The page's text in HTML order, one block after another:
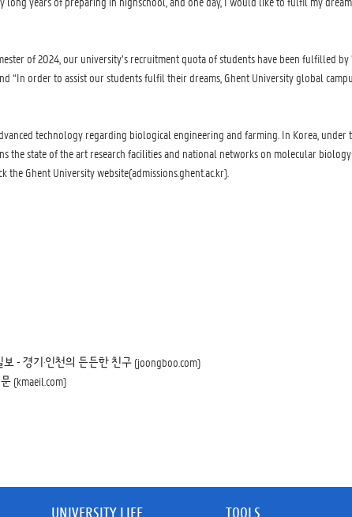
of 2024, our university’s recruitment quota of students have been fulfilled
“In order to assist our students fulfil their dreams, Ghent University global
technology regarding biological engineering and farming. In Korea,
the state of the art research facilities and national networks on molecular
Ghent University website(admissions.ghent.ac.kr).
- 경기·인천의 든든한 친구 (joongboo.com)
(kmaeil.com)
UNIVERSITY LIFE TOOLS